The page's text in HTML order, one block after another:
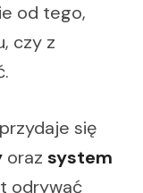
od tego,
czy z
się
oraz system
odrywać